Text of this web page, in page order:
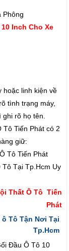
Phông
Inch Cho Xe
hoặc linh kiện về
tình trạng máy,
ghi rõ họ tên.
Tô Tiến Phát có 2
giữ:
Tô Tiến Phát
Tại Tp.Hcm Uy
Thất Ô Tô Tiến
Phát
Tô Tận Nơi Tại
Tp.Hcm
Đầu Ô Tô 10